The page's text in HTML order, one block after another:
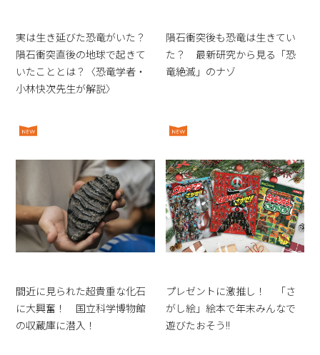
実は生き延びた恐竜がいた？
隕石衝突直後の地球で起きて
いたこととは？〈恐竜学者・
小林快次先生が解説〉
隕石衝突後も恐竜は生きてい
た？ 最新研究から見る「恐
竜絶滅」のナゾ
間近に見られた超貴重な化石
に大興奮！ 国立科学博物館
の収蔵庫に潜入！
プレゼントに激推し！ 「さ
がし絵」絵本で年末みんなで
遊びたおそう!!